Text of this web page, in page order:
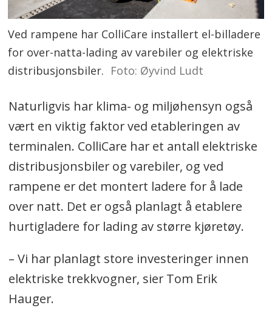
Ved rampene har ColliCare installert el-billadere
for over-natta-lading av varebiler og elektriske
distribusjonsbiler. Foto: Øyvind Ludt
Naturligvis har klima- og miljøhensyn også
vært en viktig faktor ved etableringen av
terminalen. ColliCare har et antall elektriske
distribusjonsbiler og varebiler, og ved
rampene er det montert ladere for å lade
over natt. Det er også planlagt å etablere
hurtigladere for lading av større kjøretøy.
– Vi har planlagt store investeringer innen
elektriske trekkvogner, sier Tom Erik
Hauger.